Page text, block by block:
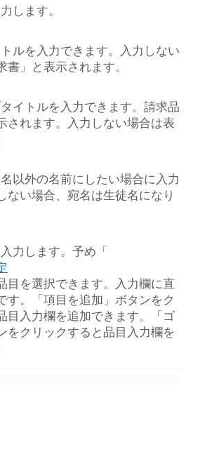
します。
ルを入力できます。入力しない
書」と表示されます。
イトルを入力できます。請求品
されます。入力しない場合は表
以外の名前にしたい場合に入力
ない場合、宛名は生徒名になり
力します。予め「
目を選択できます。入力欄に直
す。「項目を追加」ボタンをク
目入力欄を追加できます。「ゴ
をクリックすると品目入力欄を